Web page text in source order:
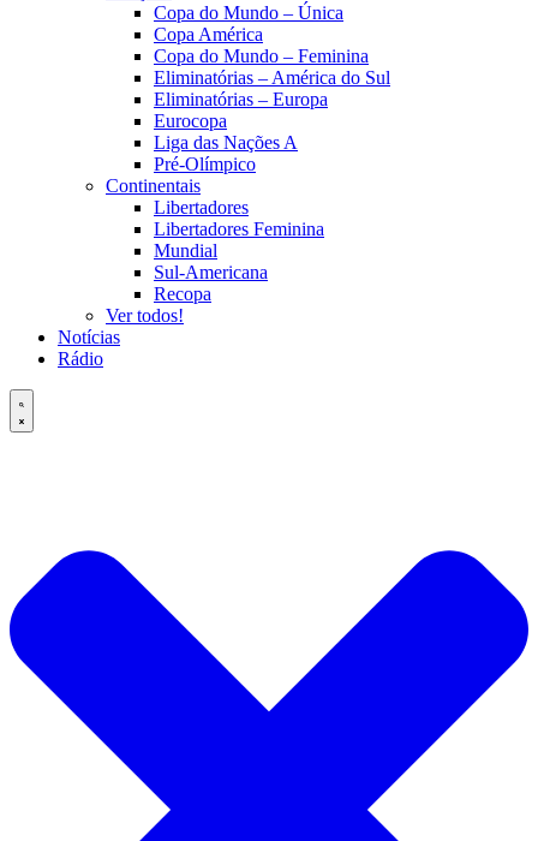
Copa do Mundo – Única
Copa América
Copa do Mundo – Feminina
Eliminatórias – América do Sul
Eliminatórias – Europa
Eurocopa
Liga das Nações A
Pré-Olímpico
Continentais
Libertadores
Libertadores Feminina
Mundial
Sul-Americana
Recopa
Ver todos!
Notícias
Rádio